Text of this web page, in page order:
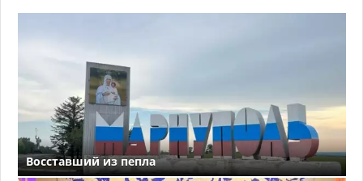
Восставший из пепла